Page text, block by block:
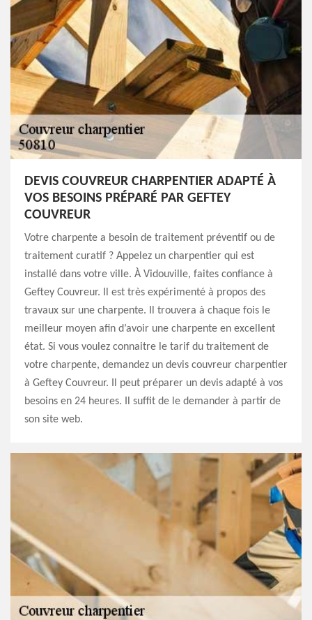
DEVIS COUVREUR CHARPENTIER ADAPTÉ À
VOS BESOINS PRÉPARÉ PAR GEFTEY
COUVREUR
Votre charpente a besoin de traitement préventif ou de
traitement curatif ? Appelez un charpentier qui est
installé dans votre ville. À Vidouville, faites confiance à
Geftey Couvreur. Il est très expérimenté à propos des
travaux sur une charpente. Il trouvera à chaque fois le
meilleur moyen afin d’avoir une charpente en excellent
état. Si vous voulez connaitre le tarif du traitement de
votre charpente, demandez un devis couvreur charpentier
à Geftey Couvreur. Il peut préparer un devis adapté à vos
besoins en 24 heures. Il suffit de le demander à partir de
son site web.